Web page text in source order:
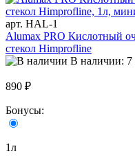
арт. HAL-1
Alumax PRO Кислотный
стекол Himprofline
В наличии:
890 ₽
Бонусы:
1л